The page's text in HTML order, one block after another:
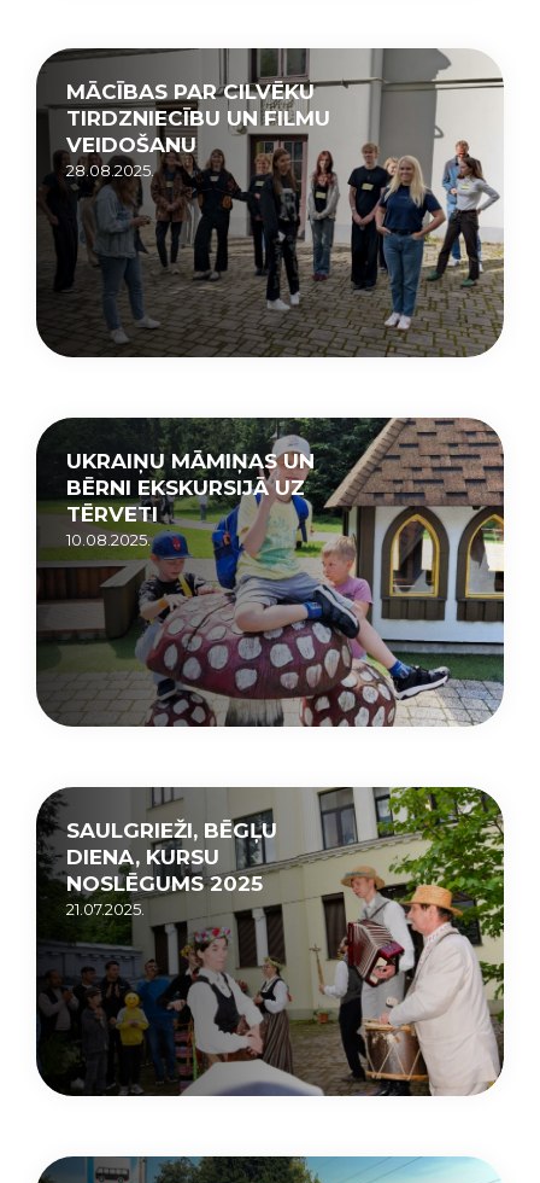
MĀCĪBAS PAR CILVĒKU
TIRDZNIECĪBU UN FILMU
VEIDOŠANU
28.08.2025.
UKRAIŅU MĀMIŅAS UN
BĒRNI EKSKURSIJĀ UZ
TĒRVETI
10.08.2025.
SAULGRIEŽI, BĒGĻU
DIENA, KURSU
NOSLĒGUMS 2025
21.07.2025.